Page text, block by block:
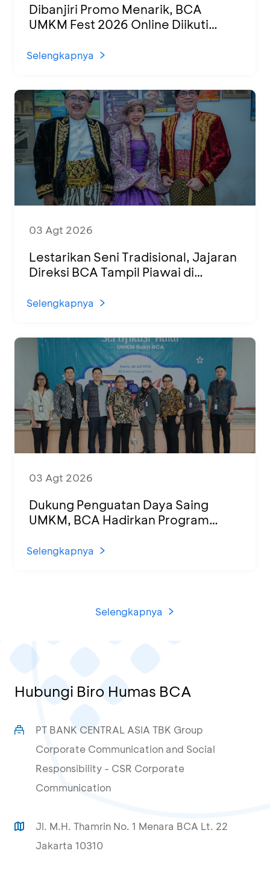
Dibanjiri Promo Menarik, BCA
UMKM Fest 2026 Online Diikuti
Selengkapnya
03 Agt 2026
Lestarikan Seni Tradisional, Jajaran
Direksi BCA Tampil Piawai di
Selengkapnya
03 Agt 2026
Dukung Penguatan Daya Saing
UMKM, BCA Hadirkan Program
di KCU Tanjung Priok
Selengkapnya
Selengkapnya
Hubungi Biro Humas BCA
PT BANK CENTRAL ASIA TBK Group
Corporate Communication and Social
Responsibility - CSR Corporate
Communication
Jl. M.H. Thamrin No. 1 Menara BCA Lt. 22
Jakarta 10310